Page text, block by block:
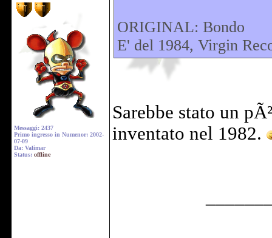
Messaggi: 2437
Primo ingresso in Numenor: 2002-
07-09
Da: Valimar
Status: offline
ORIGINAL: Bondo
E' del 1984, Virgin
Sarebbe stato un
inventato nel 1982.